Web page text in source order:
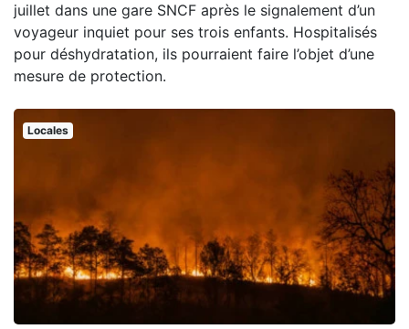
juillet dans une gare SNCF après le signalement d’un
voyageur inquiet pour ses trois enfants. Hospitalisés
pour déshydratation, ils pourraient faire l’objet d’une
mesure de protection.
Locales